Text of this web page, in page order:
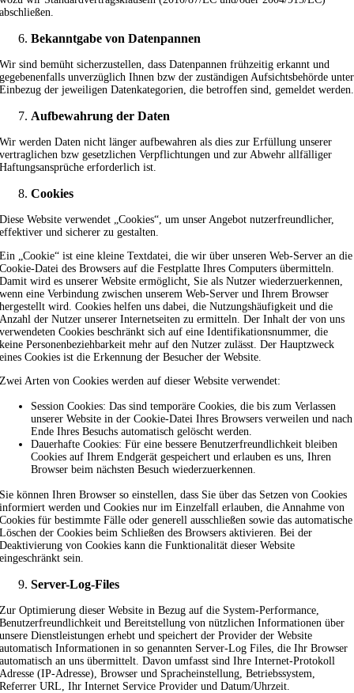
abschließen.
Bekanntgabe von Datenpannen
Wir sind bemüht sicherzustellen, dass Datenpannen frühzeitig erkannt und
gegebenenfalls unverzüglich Ihnen bzw der zuständigen Aufsichtsbehörde unter
Einbezug der jeweiligen Datenkategorien, die betroffen sind, gemeldet werden.
Aufbewahrung der Daten
Wir werden Daten nicht länger aufbewahren als dies zur Erfüllung unserer
vertraglichen bzw gesetzlichen Verpflichtungen und zur Abwehr allfälliger
Haftungsansprüche erforderlich ist.
Cookies
Diese Website verwendet „Cookies“, um unser Angebot nutzerfreundlicher,
effektiver und sicherer zu gestalten.
Ein „Cookie“ ist eine kleine Textdatei, die wir über unseren Web-Server an die
Cookie-Datei des Browsers auf die Festplatte Ihres Computers übermitteln.
Damit wird es unserer Website ermöglicht, Sie als Nutzer wiederzuerkennen,
wenn eine Verbindung zwischen unserem Web-Server und Ihrem Browser
hergestellt wird. Cookies helfen uns dabei, die Nutzungshäufigkeit und die
Anzahl der Nutzer unserer Internetseiten zu ermitteln. Der Inhalt der von uns
verwendeten Cookies beschränkt sich auf eine Identifikationsnummer, die
keine Personenbeziehbarkeit mehr auf den Nutzer zulässt. Der Hauptzweck
eines Cookies ist die Erkennung der Besucher der Website.
Zwei Arten von Cookies werden auf dieser Website verwendet:
Session Cookies: Das sind temporäre Cookies, die bis zum Verlassen
unserer Website in der Cookie-Datei Ihres Browsers verweilen und nach
Ende Ihres Besuchs automatisch gelöscht werden.
Dauerhafte Cookies: Für eine bessere Benutzerfreundlichkeit bleiben
Cookies auf Ihrem Endgerät gespeichert und erlauben es uns, Ihren
Browser beim nächsten Besuch wiederzuerkennen.
Sie können Ihren Browser so einstellen, dass Sie über das Setzen von Cookies
informiert werden und Cookies nur im Einzelfall erlauben, die Annahme von
Cookies für bestimmte Fälle oder generell ausschließen sowie das automatische
Löschen der Cookies beim Schließen des Browsers aktivieren. Bei der
Deaktivierung von Cookies kann die Funktionalität dieser Website
eingeschränkt sein.
Server-Log-Files
Zur Optimierung dieser Website in Bezug auf die System-Performance,
Benutzerfreundlichkeit und Bereitstellung von nützlichen Informationen über
unsere Dienstleistungen erhebt und speichert der Provider der Website
automatisch Informationen in so genannten Server-Log Files, die Ihr Browser
automatisch an uns übermittelt. Davon umfasst sind Ihre Internet-Protokoll
Adresse (IP-Adresse), Browser und Spracheinstellung, Betriebssystem,
Referrer URL, Ihr Internet Service Provider und Datum/Uhrzeit.